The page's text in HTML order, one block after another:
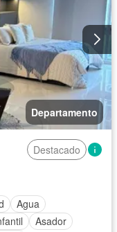
Departamento
Destacado
Agua
Asador